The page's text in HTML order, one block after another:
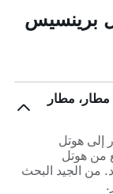
برينسيس
مطار
إلى هوتل
من هوتل
برينسيس ديلتوا إلى مطار بودروم هو 0س 40د. من الجيد البحث